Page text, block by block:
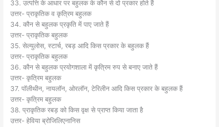
33. उत्पत्ति के आधार पर बहुलक के कौन से दो प्रकार होते हैं
उत्तर- प्राकृतिक व कृत्रिम बहुलक
34. कौन से बहुलक प्रकृति में पाए जाते हैं
उत्तर- प्राकृतिक बहुलक
35. सेल्युलोस, स्टार्च, रबड़ आदि किस प्रकार के बहुलक हैं
उत्तर- प्राकृतिक बहुलक
36. कौन से बहुलक प्रयोगशाला में कृत्रिम रुप से बनाए जाते हैं
उत्तर- कृत्रिम बहुलक
37. पॉलीथीन, नायलॉन, ओरलॉन, टेरिलीन आदि किस प्रकार के बहुलक हैं
उत्तर- कृत्रिम बहुलक
38. प्राकृतिक रबड़ को किस वृक्ष से प्राप्त किया जाता है
उत्तर- हेविया ब्रोजिलिएनानिस